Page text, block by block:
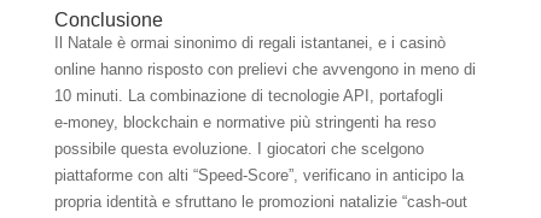
Conclusione
Il Natale è ormai sinonimo di regali istantanei, e i casinò
online hanno risposto con prelievi che avvengono in meno di
10 minuti. La combinazione di tecnologie API, portafogli
e‑money, blockchain e normative più stringenti ha reso
possibile questa evoluzione. I giocatori che scelgono
piattaforme con alti “Speed‑Score”, verificano in anticipo la
propria identità e sfruttano le promozioni natalizie “cash‑out